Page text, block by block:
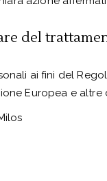
del
ai fini del
Europea e